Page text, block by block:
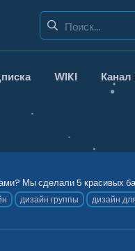
WIKI
Мы сделали 5 красивых
дизайн группы дизайн